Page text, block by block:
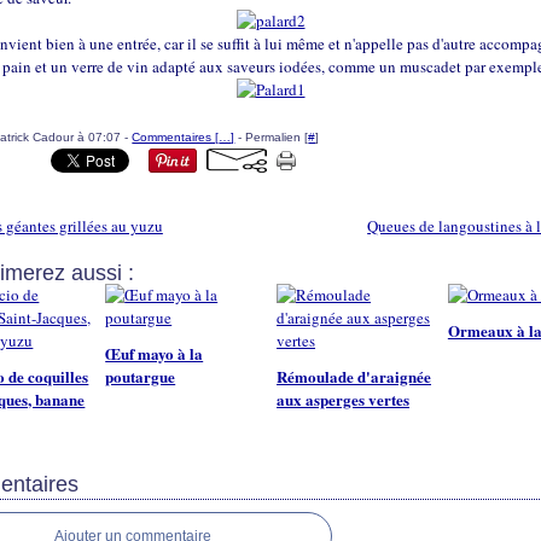
bien à une entrée, car il se suffit à lui même et n'appelle pas d'autre
et un verre de vin adapté aux saveurs iodées, comme un muscadet par
Cadour à 07:07 -Commentaires [ …] - Permalien [#]
géantes grillées au yuzu Queues de langoustines à
aussi :
de coquilles
banane
Œuf mayo à la
poutargue
Rémoulade d'araignée
aux asperges vertes
Ormeaux à
Ajouter un commentaire